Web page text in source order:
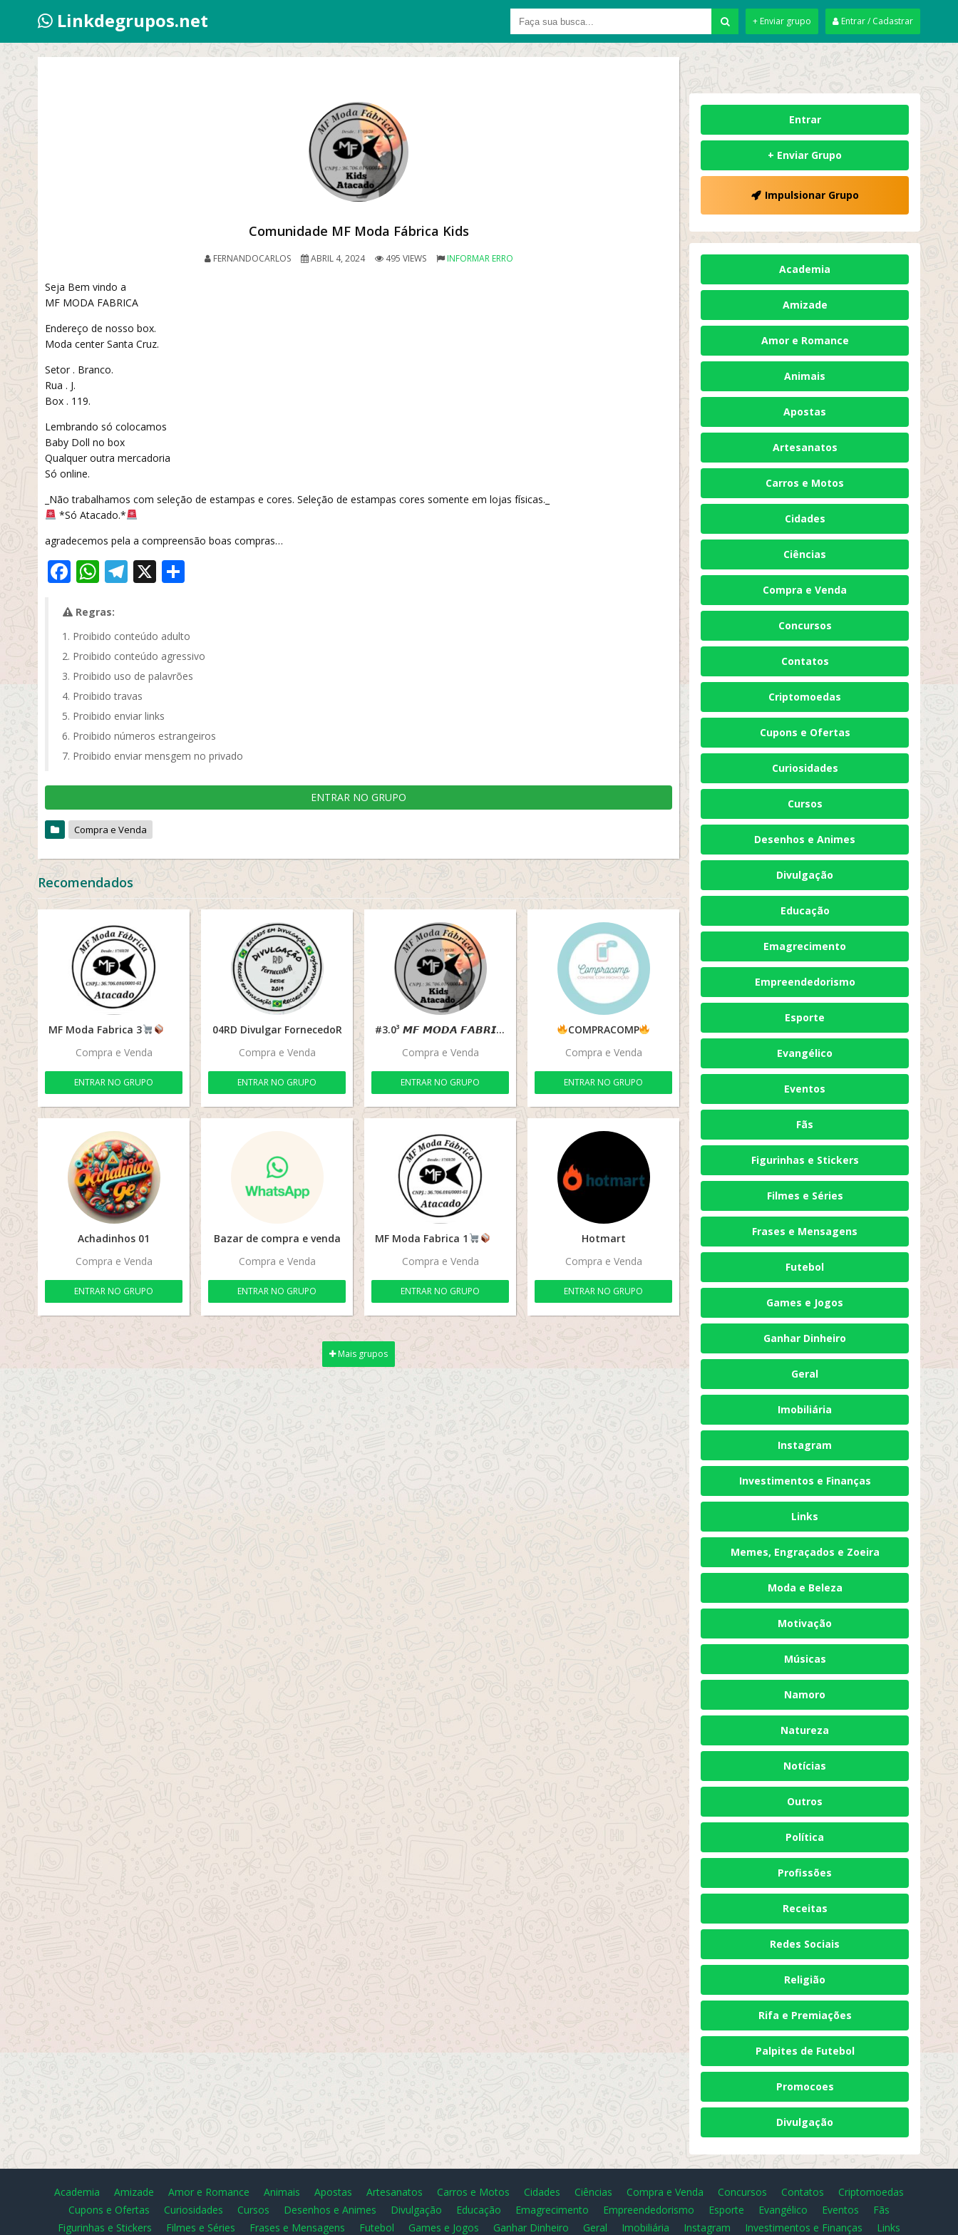
Linkdegrupos.net Entrar / Cadastrar
+ Enviar grupo
Comunidade MF Moda Fábrica Kids
FERNANDOCARLOS ABRIL 4, 2024 495 VIEWS INFORMAR ERRO
Seja Bem vindo a
MF MODA FABRICA
Endereço de nosso box.
Moda center Santa Cruz.
Setor . Branco.
Rua . J.
Box . 119.
Lembrando só colocamos
Baby Doll no box
Qualquer outra mercadoria
Só online.
_Não trabalhamos com seleção de estampas e cores. Seleção de estampas cores somente em lojas físicas._
*Só Atacado.*
agradecemos pela a compreensão boas compras…
Facebook
WhatsApp
Telegram
X
Regras:
Proibido conteúdo adulto
Proibido conteúdo agressivo
Proibido uso de palavrões
Proibido travas
Proibido enviar links
Proibido números estrangeiros
Proibido enviar mensgem no privado
ENTRAR NO GRUPO
Compra e Venda
Recomendados
MF Moda Fabrica 3
Compra e Venda
ENTRAR NO GRUPO
04RD Divulgar FornecedoR
Compra e Venda
ENTRAR NO GRUPO
#3.0³ 𝙈𝙁 𝙈𝙊𝘿𝘼 𝙁𝘼𝘽𝙍𝙄𝘾𝘼 𝗞𝗜𝗗'𝗦
Compra e Venda
ENTRAR NO GRUPO
COMPRACOMP
Compra e Venda
ENTRAR NO GRUPO
Achadinhos 01
Compra e Venda
ENTRAR NO GRUPO
Bazar de compra e venda
Compra e Venda
ENTRAR NO GRUPO
MF Moda Fabrica 1
Compra e Venda
ENTRAR NO GRUPO
Hotmart
Compra e Venda
ENTRAR NO GRUPO
Mais grupos
Entrar
+ Enviar Grupo
Impulsionar Grupo
Academia
Amizade
Amor e Romance
Animais
Apostas
Artesanatos
Carros e Motos
Cidades
Ciências
Compra e Venda
Concursos
Contatos
Criptomoedas
Cupons e Ofertas
Curiosidades
Cursos
Desenhos e Animes
Divulgação
Educação
Emagrecimento
Empreendedorismo
Esporte
Evangélico
Eventos
Fãs
Figurinhas e Stickers
Filmes e Séries
Frases e Mensagens
Futebol
Games e Jogos
Ganhar Dinheiro
Geral
Imobiliária
Instagram
Investimentos e Finanças
Links
Memes, Engraçados e Zoeira
Moda e Beleza
Motivação
Músicas
Namoro
Natureza
Notícias
Outros
Política
Profissões
Receitas
Redes Sociais
Religião
Rifa e Premiações
Palpites de Futebol
Promocoes
Divulgação
Academia Amizade Amor e Romance Animais Apostas Artesanatos Carros e Motos Cidades Ciências Compra e Venda Concursos Contatos
Criptomoedas
Cupons e Ofertas
Curiosidades Cursos Desenhos e Animes Divulgação Educação Emagrecimento Empreendedorismo Esporte Evangélico Eventos
Fãs
Figurinhas e Stickers
Filmes e Séries Frases e Mensagens Futebol Games e Jogos Ganhar Dinheiro Geral Imobiliária Instagram Investimentos e Finanças Links